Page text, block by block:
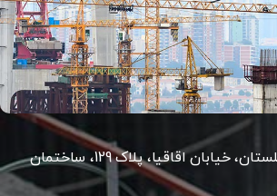
تهران، شهرک گلستان، خیابان اقاقیا، پلاک 129، ساختمان